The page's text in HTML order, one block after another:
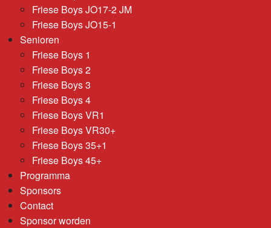
Friese Boys JO17-2 JM
Friese Boys JO15-1
Senioren
Friese Boys 1
Friese Boys 2
Friese Boys 3
Friese Boys 4
Friese Boys VR1
Friese Boys VR30+
Friese Boys 35+1
Friese Boys 45+
Programma
Sponsors
Contact
Sponsor worden